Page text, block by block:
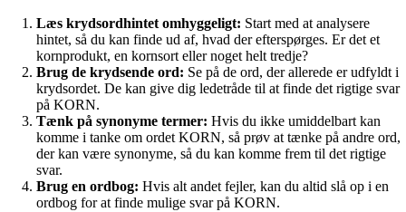
Læs krydsordhintet omhyggeligt: Start med at analysere
hintet, så du kan finde ud af, hvad der efterspørges. Er det et
kornprodukt, en kornsort eller noget helt tredje?
Brug de krydsende ord: Se på de ord, der allerede er udfyldt i
krydsordet. De kan give dig ledetråde til at finde det rigtige svar
på KORN.
Tænk på synonyme termer: Hvis du ikke umiddelbart kan
komme i tanke om ordet KORN, så prøv at tænke på andre ord,
der kan være synonyme, så du kan komme frem til det rigtige
svar.
Brug en ordbog: Hvis alt andet fejler, kan du altid slå op i en
ordbog for at finde mulige svar på KORN.